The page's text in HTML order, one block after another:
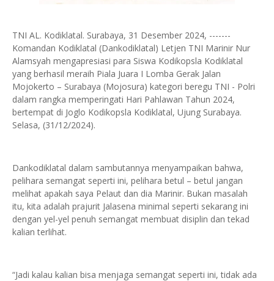
TNI AL. Kodiklatal. Surabaya, 31 Desember 2024, -------
Komandan Kodiklatal (Dankodiklatal) Letjen TNI Marinir Nur
Alamsyah mengapresiasi para Siswa Kodikopsla Kodiklatal
yang berhasil meraih Piala Juara I Lomba Gerak Jalan
Mojokerto – Surabaya (Mojosura) kategori beregu TNI - Polri
dalam rangka memperingati Hari Pahlawan Tahun 2024,
bertempat di Joglo Kodikopsla Kodiklatal, Ujung Surabaya.
Selasa, (31/12/2024).
Dankodiklatal dalam sambutannya menyampaikan bahwa,
pelihara semangat seperti ini, pelihara betul – betul jangan
melihat apakah saya Pelaut dan dia Marinir. Bukan masalah
itu, kita adalah prajurit Jalasena minimal seperti sekarang ini
dengan yel-yel penuh semangat membuat disiplin dan tekad
kalian terlihat.
“Jadi kalau kalian bisa menjaga semangat seperti ini, tidak ada